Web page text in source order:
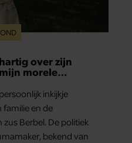
over zijn
morele
inkijkje
familie en de
Berbel. De politiek
bekend van